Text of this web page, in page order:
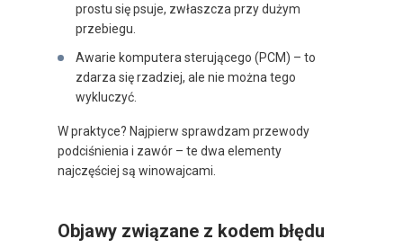
prostu się psuje, zwłaszcza przy dużym
przebiegu.
Awarie komputera sterującego (PCM) – to
zdarza się rzadziej, ale nie można tego
wykluczyć.
W praktyce? Najpierw sprawdzam przewody
podciśnienia i zawór – te dwa elementy
najczęściej są winowajcami.
Objawy związane z kodem błędu